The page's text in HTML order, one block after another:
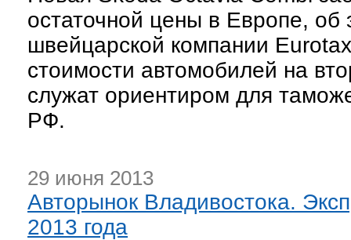
остаточной цены в Европе, об
швейцарской компании
стоимости автомобилей на
служат ориентиром для
РФ.
29 июня 2013
Авторынок Владивостока.
2013 года